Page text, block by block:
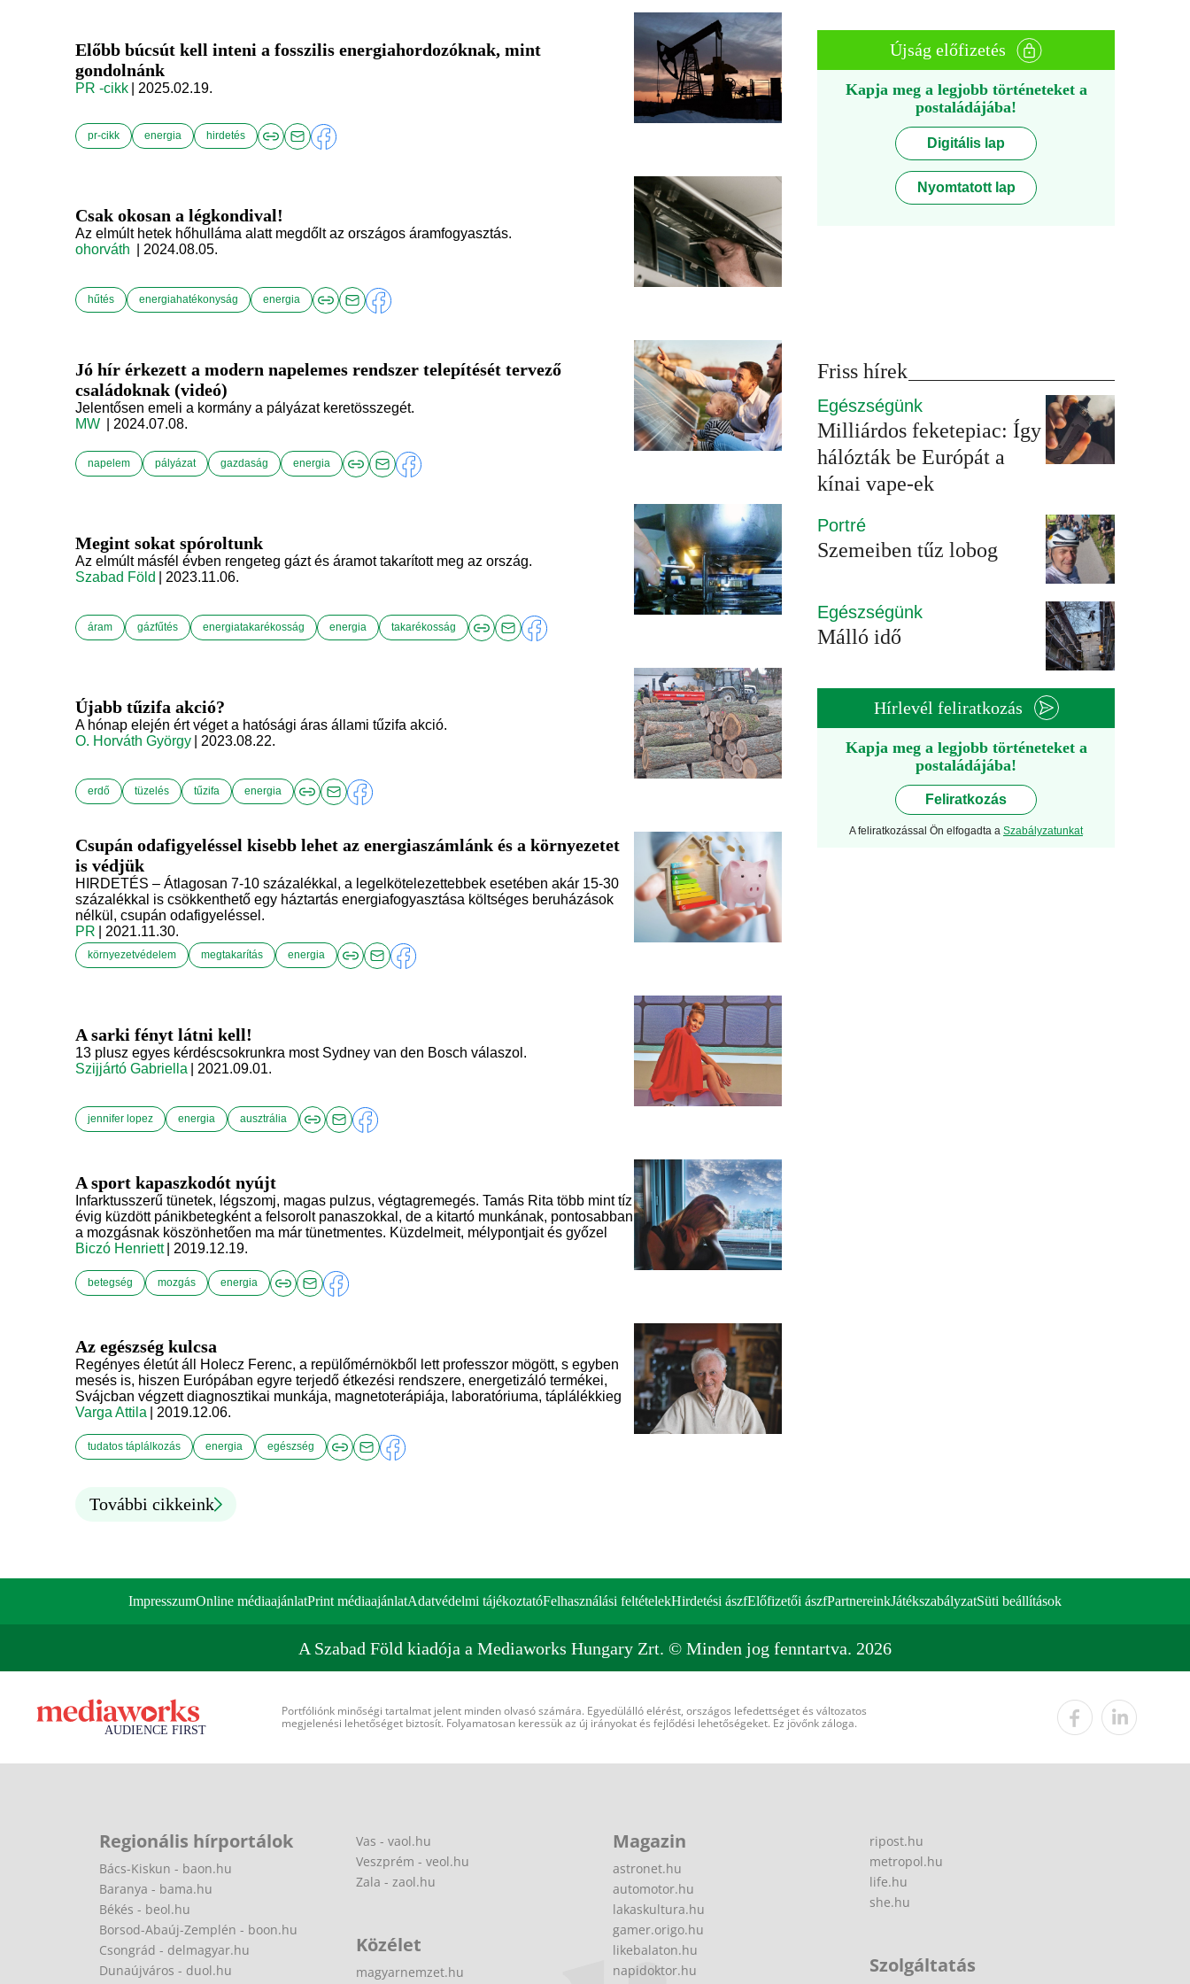
Előbb búcsút kell inteni a fosszilis energiahordozóknak, mint
gondolnánk
PR -cikk | 2025.02.19.
pr-cikk energia hirdetés
Csak okosan a légkondival!
Az elmúlt hetek hőhulláma alatt megdőlt az országos áramfogyasztás.
ohorváth
| 2024.08.05.
hűtés energiahatékonyság energia
Jó hír érkezett a modern napelemes rendszer telepítését tervező
családoknak (videó)
Jelentősen emeli a kormány a pályázat keretösszegét.
MW
| 2024.07.08.
napelem pályázat gazdaság energia
Megint sokat spóroltunk
Az elmúlt másfél évben rengeteg gázt és áramot takarított meg az ország.
Szabad Föld
| 2023.11.06.
áram gázfűtés energiatakarékosság energia takarékosság
Újabb tűzifa akció?
A hónap elején ért véget a hatósági áras állami tűzifa akció.
O. Horváth György
| 2023.08.22.
erdő tüzelés tűzifa energia
Csupán odafigyeléssel kisebb lehet az energiaszámlánk és a környezetet
is védjük
HIRDETÉS – Átlagosan 7-10 százalékkal, a legelkötelezettebbek esetében akár 15-30
százalékkal is csökkenthető egy háztartás energiafogyasztása költséges beruházások
nélkül, csupán odafigyeléssel.
PR
| 2021.11.30.
környezetvédelem megtakarítás energia
A sarki fényt látni kell!
13 plusz egyes kérdéscsokrunkra most Sydney van den Bosch válaszol.
Szijjártó Gabriella
| 2021.09.01.
jennifer lopez energia ausztrália
A sport kapaszkodót nyújt
Infarktusszerű tünetek, légszomj, magas pulzus, végtagremegés. Tamás Rita több mint tíz
évig küzdött pánikbetegként a felsorolt panaszokkal, de a kitartó munkának, pontosabban
a mozgásnak köszönhetően ma már tünetmentes. Küzdelmeit, mélypontjait és győzel
Biczó Henriett
| 2019.12.19.
betegség mozgás energia
Az egészség kulcsa
Regényes életút áll Holecz Ferenc, a repülőmérnökből lett professzor mögött, s egyben
mesés is, hiszen Európában egyre terjedő étkezési rendszere, energetizáló termékei,
Svájcban végzett diagnosztikai munkája, magnetoterápiája, laboratóriuma, táplálékkieg
Varga Attila
| 2019.12.06.
tudatos táplálkozás energia egészség
További cikkeink
Újság előfizetés
Kapja meg a legjobb történeteket a
postaládájába!
Digitális lap
Nyomtatott lap
Friss hírek
Egészségünk
Milliárdos feketepiac: Így
hálózták be Európát a
kínai vape-ek
Portré
Szemeiben tűz lobog
Egészségünk
Málló idő
Hírlevél feliratkozás
Kapja meg a legjobb történeteket a
postaládájába!
Feliratkozás
A feliratkozással Ön elfogadta a Szabályzatunkat
ImpresszumOnline médiaajánlatPrint médiaajánlatAdatvédelmi tájékoztatóFelhasználási feltételekHirdetési ászfElőfizetői ászfPartnereinkJátékszabályzatSüti beállítások
A Szabad Föld kiadója a Mediaworks Hungary Zrt. © Minden jog fenntartva. 2026
Portfóliónk minőségi tartalmat jelent minden olvasó számára. Egyedülálló elérést, országos lefedettséget és változatos
megjelenési lehetőséget biztosít. Folyamatosan keressük az új irányokat és fejlődési lehetőségeket. Ez jövőnk záloga.
Regionális hírportálok
Bács-Kiskun - baon.hu
Baranya - bama.hu
Békés - beol.hu
Borsod-Abaúj-Zemplén - boon.hu
Csongrád - delmagyar.hu
Dunaújváros - duol.hu
Vas - vaol.hu
Veszprém - veol.hu
Zala - zaol.hu
Közélet
magyarnemzet.hu
Magazin
astronet.hu
automotor.hu
lakaskultura.hu
gamer.origo.hu
likebalaton.hu
napidoktor.hu
ripost.hu
metropol.hu
life.hu
she.hu
Szolgáltatás